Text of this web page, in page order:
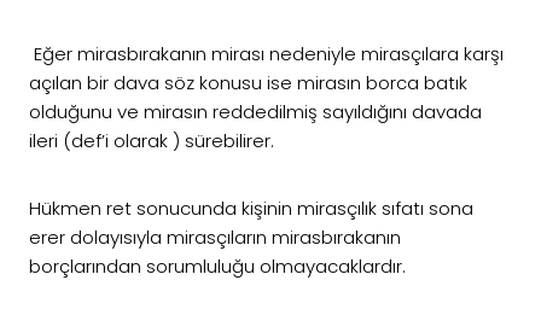
Eğer mirasbırakanın mirası nedeniyle mirasçılara karşı
açılan bir dava söz konusu ise mirasın borca batık
olduğunu ve mirasın reddedilmiş sayıldığını davada
ileri (def’i olarak ) sürebilirer.
Hükmen ret sonucunda kişinin mirasçılık sıfatı sona
erer dolayısıyla mirasçıların mirasbırakanın
borçlarından sorumluluğu olmayacaklardır.